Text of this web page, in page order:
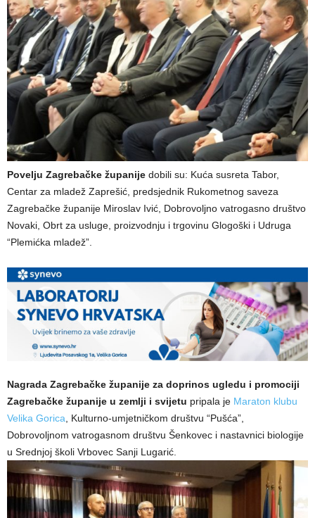
Povelju Zagrebačke županije dobili su: Kuća susreta Tabor,
Centar za mladež Zaprešić, predsjednik Rukometnog saveza
Zagrebačke županije Miroslav Ivić, Dobrovoljno vatrogasno društvo
Novaki, Obrt za usluge, proizvodnju i trgovinu Glogoški i Udruga
“Plemićka mladež”.
Nagrada Zagrebačke županije za doprinos ugledu i promociji
Zagrebačke županije u zemlji i svijetu pripala je Maraton klubu
Velika Gorica, Kulturno-umjetničkom društvu “Pušća”,
Dobrovoljnom vatrogasnom društvu Šenkovec i nastavnici biologije
u Srednjoj školi Vrbovec Sanji Lugarić.